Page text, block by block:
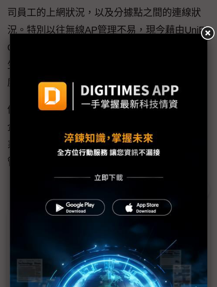
司員工的上網狀況，以及分據點之間的連線狀
況。特別以往無線AP管理不易，現今藉由UniFi
OS平台還能掌握各區位置的雜訊數據，可在發
生連線異常狀況下，快速機動調整天線發射角
度，又或者作為日後增購新無線AP的參考。
值得一提，當UniFi OS與門禁系統連接之後，
企業用戶便能享有易於閱讀的圖像式門禁管理
系統，能快速辨識訪客的身份，提高公司門禁
管理的效益。
商情專輯－全球物聯網創新論壇專輯
5G引爆物聯網商機 勾勒智慧服務藍圖
5G應用商機驚人 台灣產業應積極掌握